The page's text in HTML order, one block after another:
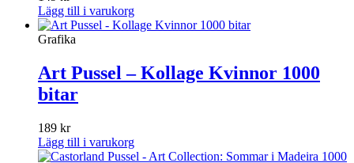
Lägg till i varukorg
Grafika
Art Pussel – Kollage Kvinnor 1000
bitar
189 kr
Lägg till i varukorg